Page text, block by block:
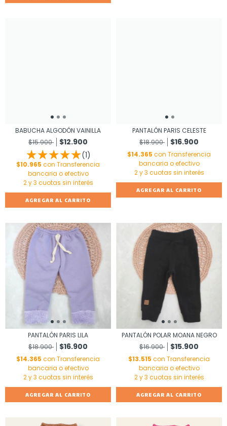
BABUCHA ALGODÓN VAINILLA
$15.900
$12.900
(1)
$10.965 con Transferencia
bancaria o efectivo
AGREGAR AL CARRITO
PANTALÓN PARIS CELESTE
$18.900
$16.900
$14.365 con Transferencia
bancaria o efectivo
AGREGAR AL CARRITO
PANTALÓN PARIS LILA
$18.900
$16.900
$14.365 con Transferencia
bancaria o efectivo
AGREGAR AL CARRITO
PANTALÓN POLAR MOANA NEGRO
$16.900
$15.900
$13.515 con Transferencia
bancaria o efectivo
AGREGAR AL CARRITO